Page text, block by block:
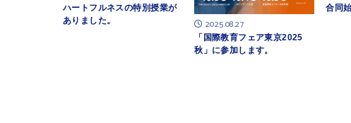
ハートフルネスの特別授業が
ありました。
2025.08.27
「国際教育フェア東京2025
秋」に参加します。
合同